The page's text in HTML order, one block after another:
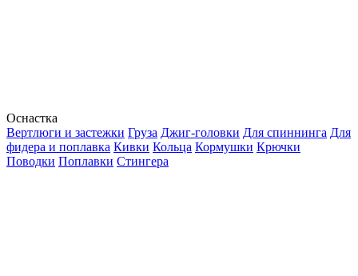
Оснастка
Вертлюги и застежки Груза Джиг-головки Для спиннинга Для
фидера и поплавка Кивки Кольца Кормушки Крючки
Поводки Поплавки Стингера